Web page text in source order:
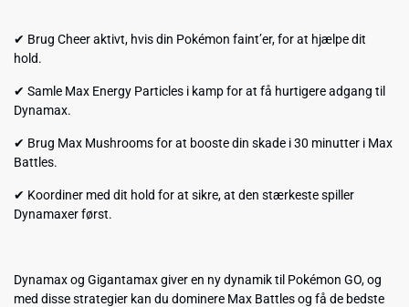
✔ Brug Cheer aktivt, hvis din Pokémon faint’er, for at hjælpe dit
hold.
✔ Samle Max Energy Particles i kamp for at få hurtigere adgang til
Dynamax.
✔ Brug Max Mushrooms for at booste din skade i 30 minutter i Max
Battles.
✔ Koordiner med dit hold for at sikre, at den stærkeste spiller
Dynamaxer først.
Dynamax og Gigantamax giver en ny dynamik til Pokémon GO, og
med disse strategier kan du dominere Max Battles og få de bedste